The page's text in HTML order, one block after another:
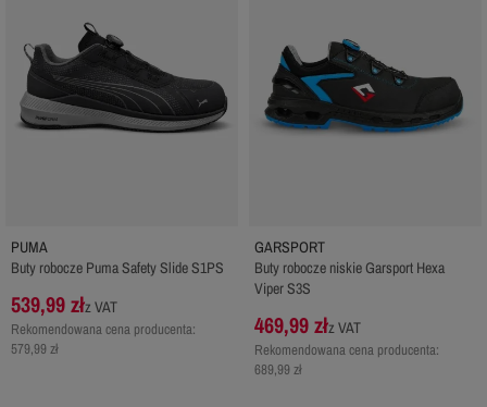
PUMA
Buty robocze Puma Safety Slide S1PS
539,99 złz VAT
Rekomendowana cena producenta:
579,99 zł
GARSPORT
Buty robocze niskie Garsport Hexa
Viper S3S
469,99 złz VAT
Rekomendowana cena producenta:
689,99 zł